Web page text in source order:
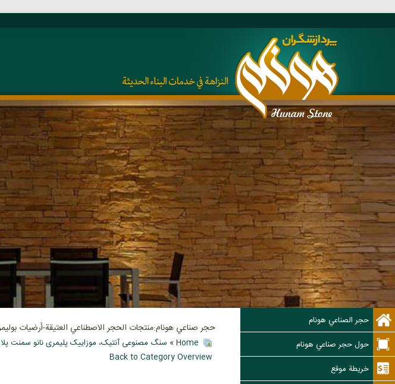
حجر الصناعي هونام
حول حجر صناعي هونام
خريطة موقع
حجر صناعي هونام:منتجات الحجر الاصطناعي العتيقة-أرضيات
Home
» سنگ مصنوعی آنتیک، موزاییک پلیمری نانو سمنت
Back to Category Overview